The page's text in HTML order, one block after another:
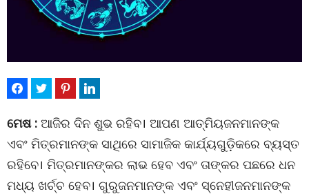
ମେଷ : ଆଜିର ଦିନ ଶୁଭ ରହିବ। ଆପଣ ଆତ୍ମିୟଜନମାନଙ୍କ
ଏବଂ ମିତ୍ରମାନଙ୍କ ସାଥିରେ ସାମାଜିକ କାର୍ଯ୍ୟଗୁଡ଼ିକରେ ବ୍ୟସ୍ତ
ରହିବେ। ମିତ୍ରମାନଙ୍କର ଲାଭ ହେବ ଏବଂ ତାଙ୍କର ପଛରେ ଧନ
ମଧ୍ୟ ଖର୍ଚ୍ଚ ହେବ। ଗୁରୁଜନମାନଙ୍କ ଏବଂ ସ୍ନେହୀଜନମାନଙ୍କ